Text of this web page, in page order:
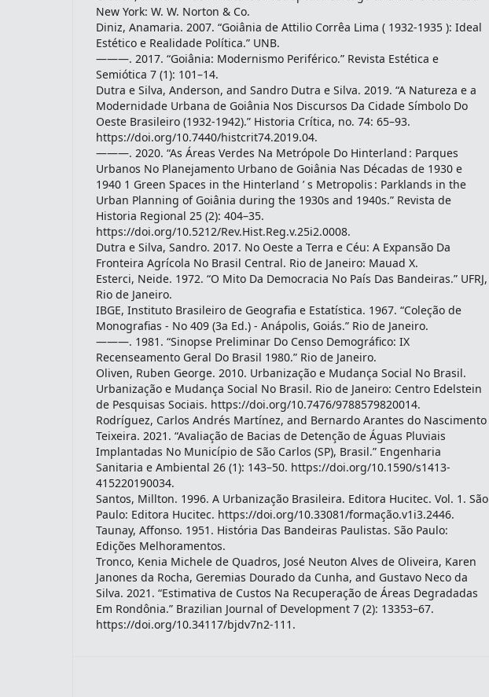
New York: W. W. Norton & Co.
Diniz, Anamaria. 2007. “Goiânia de Attilio Corrêa Lima ( 1932-1935 ): Ideal
Estético e Realidade Política.” UNB.
———. 2017. “Goiânia: Modernismo Periférico.” Revista Estética e
Semiótica 7 (1): 101–14.
Dutra e Silva, Anderson, and Sandro Dutra e Silva. 2019. “A Natureza e a
Modernidade Urbana de Goiânia Nos Discursos Da Cidade Símbolo Do
Oeste Brasileiro (1932-1942).” Historia Crítica, no. 74: 65–93.
https://doi.org/10.7440/histcrit74.2019.04.
———. 2020. “As Áreas Verdes Na Metrópole Do Hinterland : Parques
Urbanos No Planejamento Urbano de Goiânia Nas Décadas de 1930 e
1940 1 Green Spaces in the Hinterland ’ s Metropolis : Parklands in the
Urban Planning of Goiânia during the 1930s and 1940s.” Revista de
Historia Regional 25 (2): 404–35.
https://doi.org/10.5212/Rev.Hist.Reg.v.25i2.0008.
Dutra e Silva, Sandro. 2017. No Oeste a Terra e Céu: A Expansão Da
Fronteira Agrícola No Brasil Central. Rio de Janeiro: Mauad X.
Esterci, Neide. 1972. “O Mito Da Democracia No País Das Bandeiras.” UFRJ,
Rio de Janeiro.
IBGE, Instituto Brasileiro de Geografia e Estatística. 1967. “Coleção de
Monografias - No 409 (3a Ed.) - Anápolis, Goiás.” Rio de Janeiro.
———. 1981. “Sinopse Preliminar Do Censo Demográfico: IX
Recenseamento Geral Do Brasil 1980.” Rio de Janeiro.
Oliven, Ruben George. 2010. Urbanização e Mudança Social No Brasil.
Urbanização e Mudança Social No Brasil. Rio de Janeiro: Centro Edelstein
de Pesquisas Sociais. https://doi.org/10.7476/9788579820014.
Rodríguez, Carlos Andrés Martínez, and Bernardo Arantes do Nascimento
Teixeira. 2021. “Avaliação de Bacias de Detenção de Águas Pluviais
Implantadas No Município de São Carlos (SP), Brasil.” Engenharia
Sanitaria e Ambiental 26 (1): 143–50. https://doi.org/10.1590/s1413-
415220190034.
Santos, Millton. 1996. A Urbanização Brasileira. Editora Hucitec. Vol. 1. São
Paulo: Editora Hucitec. https://doi.org/10.33081/formação.v1i3.2446.
Taunay, Affonso. 1951. História Das Bandeiras Paulistas. São Paulo:
Edições Melhoramentos.
Tronco, Kenia Michele de Quadros, José Neuton Alves de Oliveira, Karen
Janones da Rocha, Geremias Dourado da Cunha, and Gustavo Neco da
Silva. 2021. “Estimativa de Custos Na Recuperação de Áreas Degradadas
Em Rondônia.” Brazilian Journal of Development 7 (2): 13353–67.
https://doi.org/10.34117/bjdv7n2-111.